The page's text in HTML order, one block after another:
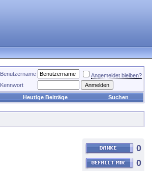
Benutzername
Angemeldet bleiben?
Kennwort
Heutige Beiträge Suchen
0
0